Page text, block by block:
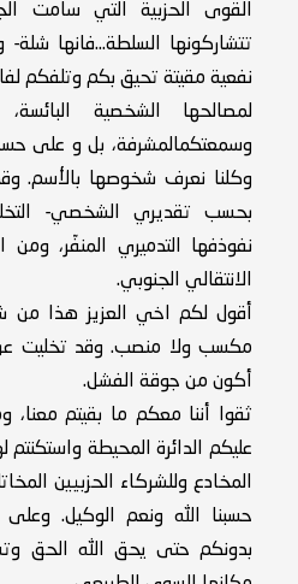
القوى الحزبية التي سامت
تتشاركونها السلطة...فانها
نفعية مقيتة تحيق بكم وتلفكم
لمصالحها الشخصية
وسمعتكمالمشرفة، بل و على
وكلنا نعرف شخوصها بالأسم.
بحسب تقديري الشخصي-
نفوذفها التدميري المنفّر، ومن
الانتقالي الجنوبي.
أقول لكم اخي العزيز هذا
مكسب ولا منصب. وقد تخليت عن
أكون من جوقة الفشل.
ثقوا أننا معكم ما بقيتم
عليكم الدائرة المحيطة واستكنتم
المخادع وللشركاء الحزبيين
حسبنا الله ونعم الوكيل.
بدونكم حتى يحق الله الحق